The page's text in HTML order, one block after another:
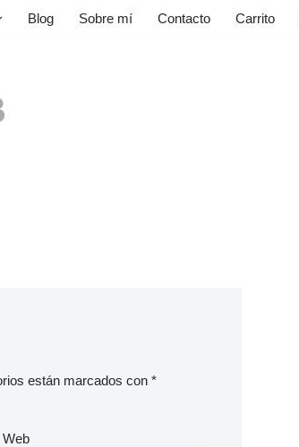
Blog Sobre mí Contacto Carrito
están marcados con *
Web